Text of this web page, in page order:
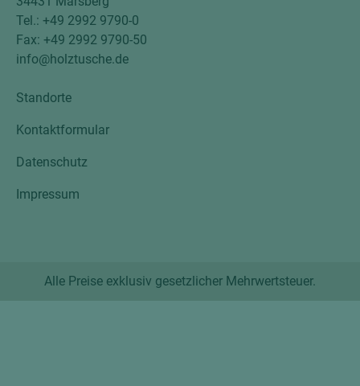
Tel.: +49 2992 9790-0
Fax: +49 2992 9790-50
info@holztusche.de
Standorte
Kontaktformular
Datenschutz
Impressum
Alle Preise exklusiv gesetzlicher Mehrwertsteuer.